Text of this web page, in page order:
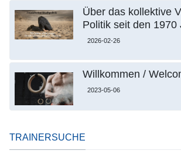
Über das kollektive
Politik seit den 1970
2026-02-26
Willkommen /
2023-05-06
TRAINERSUCHE